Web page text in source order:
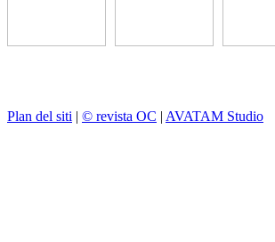
Plan del siti | © revista OC | AVATAM Studio